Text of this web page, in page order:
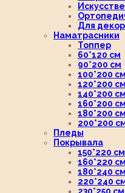
Для
Наматрасники
Топпер
60*120 см
90*200 см
100*200 см
120*200 см
140*200 см
160*200 см
180*200 см
200*200
Пледы
Покрывала
150*220 см
160*220 см
180*240 см
220*240
230*250 см